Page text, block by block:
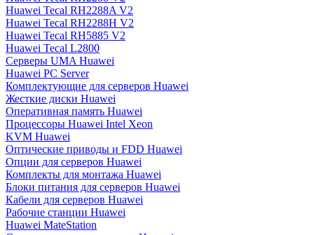
Huawei Tecal RH2288A V2
Huawei Tecal RH2288H V2
Huawei Tecal RH5885 V2
Huawei Tecal L2800
Серверы UMA Huawei
Huawei PC Server
Комплектующие для серверов Huawei
Жесткие диски Huawei
Оперативная память Huawei
Процессоры Huawei Intel Xeon
KVM Huawei
Оптические приводы и FDD Huawei
Опции для серверов Huawei
Комплекты для монтажа Huawei
Блоки питания для серверов Huawei
Кабели для серверов Huawei
Рабочие станции Huawei
Huawei MateStation